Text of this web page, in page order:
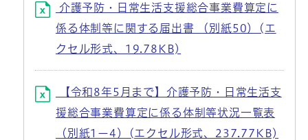
介護予防・日常生活支援総合事業費算定に
係る体制等に関する届出書 （別紙50）(エ
クセル形式、19.78KB)
【令和8年5月まで】介護予防・日常生活支
援総合事業費算定に係る体制等状況一覧表
（別紙1ー4）(エクセル形式、237.77KB)